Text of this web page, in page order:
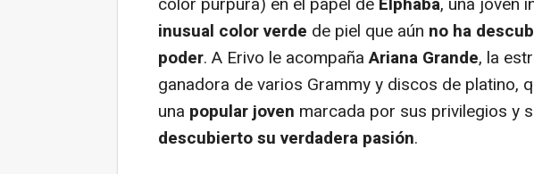
inusual color verde de piel que aún no ha
poder. A Erivo le acompañaAriana Grande, la
ganadora de varios Grammy y discos de platino,
una popular joven marcada por sus privilegios y
descubierto su verdadera pasión.